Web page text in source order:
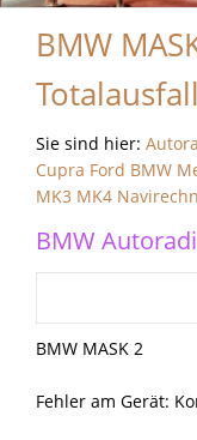
BMW
Totalausfall
Sie sind hier:
Cupra Ford BMW
MK3 MK4
BMW
BMW MASK 2
Fehler am Gerät: